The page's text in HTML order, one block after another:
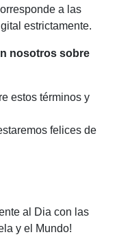
a las
estrictamente.
nosotros sobre
estos términos y
felices de
al Dia con las
y el Mundo!